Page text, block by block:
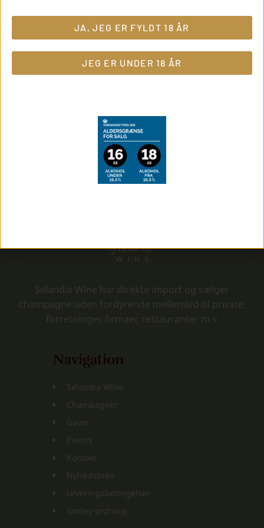
Ikke på lager
Selandia Wine har direkte import og sælger
champagne uden fordyrende mellemled til private,
forretninger, firmaer, restauranter m.v.
Navigation
Selandia Wine
Champagner
Gaver
Events
Kontakt
Nyhedsbrev
Leveringsbetingelser
Smiley ordning
JA, JEG ER FYLDT 18 ÅR
JEG ER UNDER 18 ÅR